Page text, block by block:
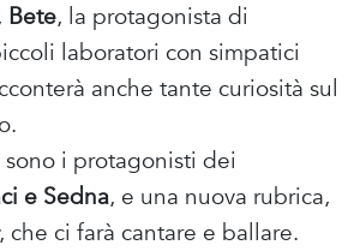
Bete, la protagonista di
laboratori con simpatici
anche tante curiosità sul
i protagonisti dei
e Sedna, e una nuova rubrica,
, che ci farà cantare e ballare.